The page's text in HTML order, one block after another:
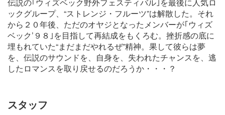
ックグループ、“ストレンジ・フルーツ”は解散した。それ
から２０年後、ただのオヤジとなったメンバーが｢ウィズ
ベック’９８｣を目指して再結成をもくろむ。挫折感の底に
埋もれていた“まだまだやれるぜ”精神。果して彼らは夢
を、伝説のサウンドを、自身を、失われたチャンスを、逃
したロマンスを取り戻せるのだろうか・・・？
スタッフ